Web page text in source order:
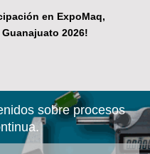
en ExpoMaq,
2026!
sobre procesos